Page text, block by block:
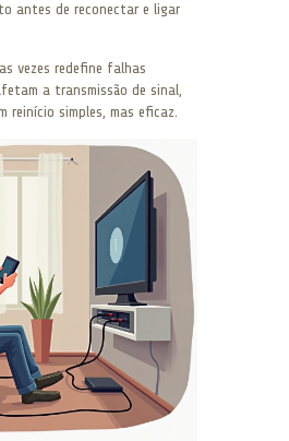
antes de reconectar e ligar
vezes redefine falhas
a transmissão de sinal,
reinício simples, mas eficaz.